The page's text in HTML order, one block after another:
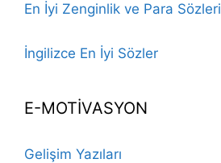
En İyi Zenginlik ve Para Sözleri
İngilizce En İyi Sözler
E-MOTİVASYON
Gelişim Yazıları